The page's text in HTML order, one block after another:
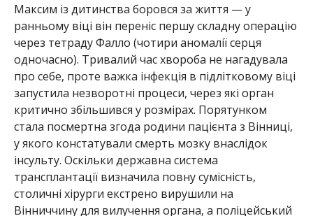
Максим із дитинства боровся за життя — у
ранньому віці він переніс першу складну операцію
через тетраду Фалло (чотири аномалії серця
одночасно). Тривалий час хвороба не нагадувала
про себе, проте важка інфекція в підлітковому віці
запустила незворотні процеси, через які орган
критично збільшився у розмірах. Порятунком
стала посмертна згода родини пацієнта з Вінниці,
у якого констатували смерть мозку внаслідок
інсульту. Оскільки державна система
трансплантації визначила повну сумісність,
столичні хірурги екстрено вирушили на
Вінниччину для вилучення органа, а поліцейський